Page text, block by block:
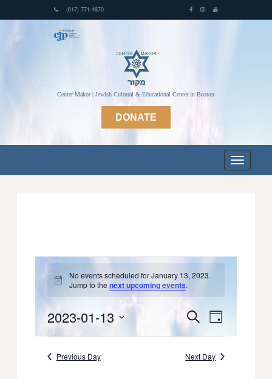
(617) 771-4870
Center Makor | Jewish Cultural & Educational Center in Boston
DONATE
Events
for
January
13,
2023
Notice
No events scheduled for January 13, 2023.
Jump to thenext upcoming events.
Events
Search
SearchEvent
Views
Day
2023-01-13
Select
Previous Day Next Day